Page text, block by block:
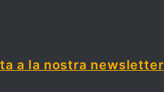
a la nostra newsletter